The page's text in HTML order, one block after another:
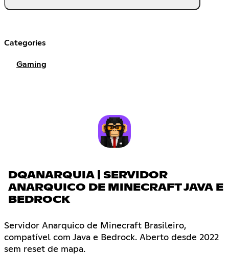
Categories
Gaming
DQANARQUIA | SERVIDOR
ANARQUICO DE MINECRAFT JAVA E
BEDROCK
Servidor Anarquico de Minecraft Brasileiro,
compatível com Java e Bedrock. Aberto desde 2022
sem reset de mapa.